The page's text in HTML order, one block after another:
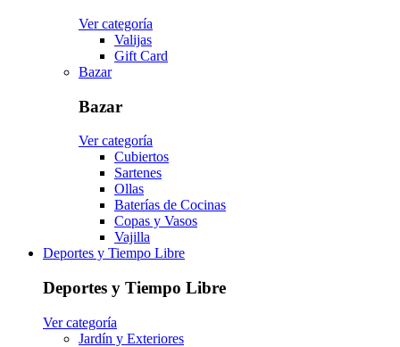
Ver categoría
Valijas
Gift Card
Bazar
Bazar
Ver categoría
Cubiertos
Sartenes
Ollas
Baterías de Cocinas
Copas y Vasos
Vajilla
Deportes y Tiempo Libre
Deportes y Tiempo Libre
Ver categoría
Jardín y Exteriores